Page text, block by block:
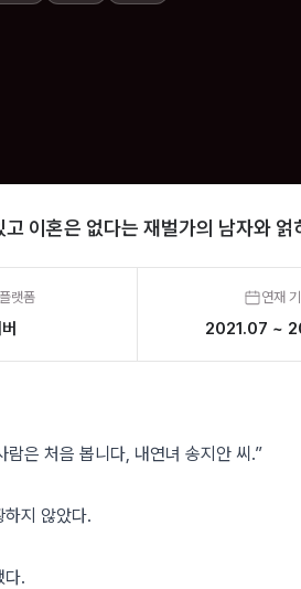
이혼은 없다는 재벌가의 남자와
랫폼 연재
2021.07 ~
은 처음 봅니다, 내연녀 송지안 씨.”
지 않았다.
다.